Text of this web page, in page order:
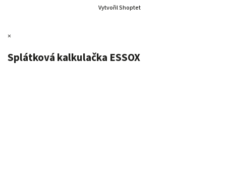
Vytvořil Shoptet
×
Splátková kalkulačka ESSOX